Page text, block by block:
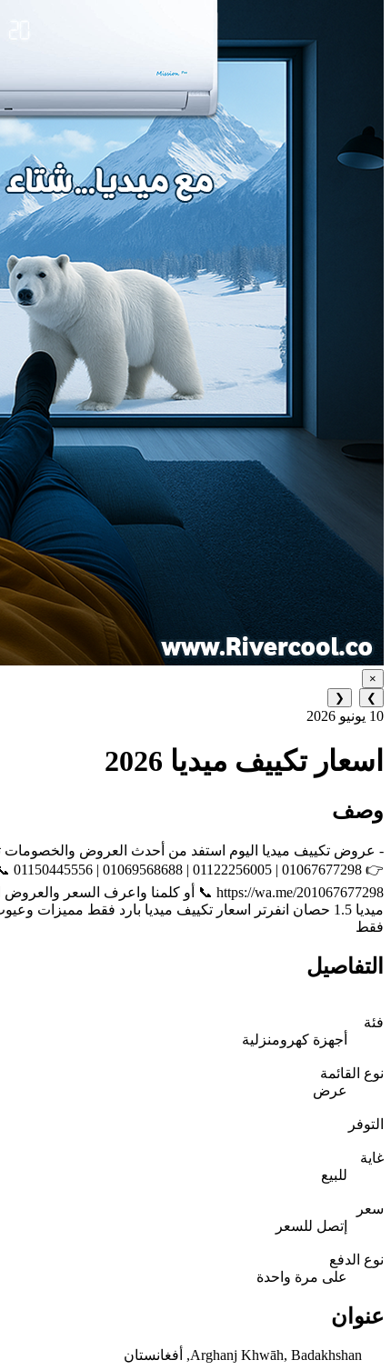
×
❯
❮
10 يونيو 2026
اسعار تكييف ميديا 2026
وصف
فقط
التفاصيل
فئة
أجهزة كهرومنزلية
نوع القائمة
عرض
التوفر
غاية
للبيع
سعر
إتصل للسعر
نوع الدفع
على مرة واحدة
عنوان